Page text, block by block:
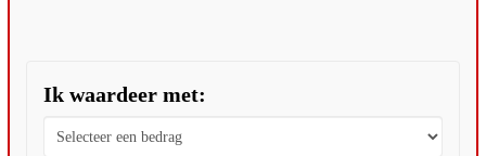
Ik waardeer met: